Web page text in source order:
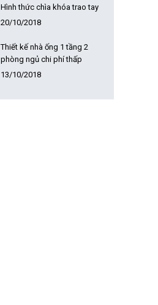
Hình thức chìa khóa trao tay
20/10/2018
Thiết kế nhà ống 1 tầng 2
phòng ngủ chi phí thấp
13/10/2018